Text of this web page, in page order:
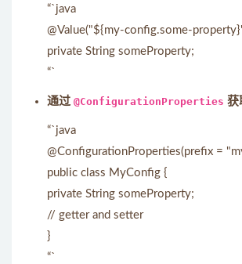
“`java
@Value("${my-config.some-
private String someProperty;
“`
通过 @ConfigurationProperties 获
“`java
@ConfigurationProperties(prefix =
public class MyConfig {
private String someProperty;
// getter and setter
}
“`